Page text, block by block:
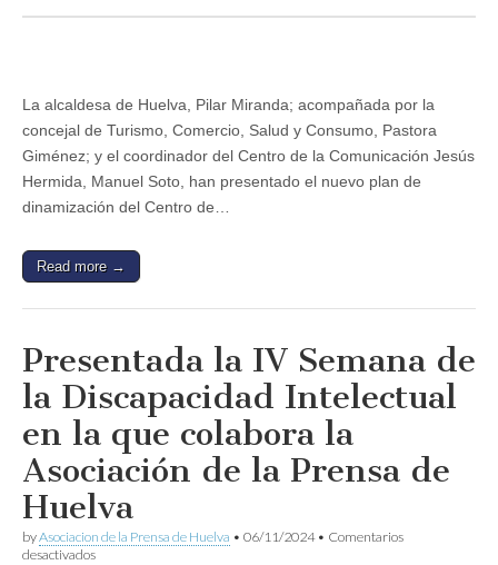
la
Prensa
Huelva
presentan
el
dinamización
del
de
Comunicación
Jesús
La alcaldesa de Huelva, Pilar Miranda; acompañada por la
concejal de Turismo, Comercio, Salud y Consumo, Pastora
Giménez; y el coordinador del Centro de la Comunicación Jesús
Hermida, Manuel Soto, han presentado el nuevo plan de
dinamización del Centro de…
Read more →
Presentada la IV Semana de
la Discapacidad Intelectual
en la que colabora la
Asociación de la Prensa de
Huelva
byAsociacion de la Prensa de Huelva • 06/11/2024• Comentarios
desactivadosen